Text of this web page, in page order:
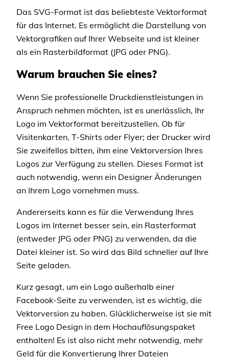
Das SVG-Format ist das beliebteste Vektorformat
für das Internet. Es ermöglicht die Darstellung von
Vektorgrafiken auf Ihrer Webseite und ist kleiner
als ein Rasterbildformat (JPG oder PNG).
Warum brauchen Sie eines?
Wenn Sie professionelle Druckdienstleistungen in
Anspruch nehmen möchten, ist es unerlässlich, Ihr
Logo im Vektorformat bereitzustellen. Ob für
Visitenkarten, T-Shirts oder Flyer; der Drucker wird
Sie zweifellos bitten, ihm eine Vektorversion Ihres
Logos zur Verfügung zu stellen. Dieses Format ist
auch notwendig, wenn ein Designer Änderungen
an Ihrem Logo vornehmen muss.
Andererseits kann es für die Verwendung Ihres
Logos im Internet besser sein, ein Rasterformat
(entweder JPG oder PNG) zu verwenden, da die
Datei kleiner ist. So wird das Bild schneller auf Ihre
Seite geladen.
Kurz gesagt, um ein Logo außerhalb einer
Facebook-Seite zu verwenden, ist es wichtig, die
Vektorversion zu haben. Glücklicherweise ist sie mit
Free Logo Design in dem Hochauflösungspaket
enthalten! Es ist also nicht mehr notwendig, mehr
Geld für die Konvertierung Ihrer Dateien